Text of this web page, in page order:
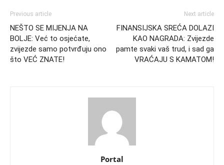
Previous article
NEŠTO SE MIJENJA NA
BOLJE: Već to osjećate,
zvijezde samo potvrđuju ono
što VEĆ ZNATE!
Next article
FINANSIJSKA SREĆA DOLAZI
KAO NAGRADA: Zvijezde
pamte svaki vaš trud, i sad ga
VRAĆAJU S KAMATOM!
Portal